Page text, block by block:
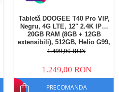
Tabletă DOOGEE T40 Pro VIP,
Negru, 4G LTE, 12" 2.4K IPS,
20GB RAM (8GB + 12GB
extensibili), 512GB, Helio G99,
10800mAh, 33W, Android 14,
1.499,00 RON
1.249,00 RON
PRECOMANDA